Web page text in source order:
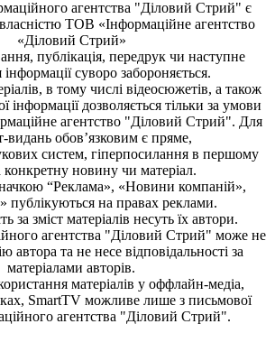
агентства "Діловий Стрий" є
ТОВ «Інформаційне агентство
«Діловий Стрий»
публiкацiя, передрук чи наступне
суворо забороняється.
в тому числі відеосюжетів, а також
інформації дозволяється тільки за умови
агентство "Діловий Стрий". Для
видань обов’язковим є пряме,
систем, гіперпосилання в першому
конкретну новину чи матеріал.
“Реклама», «Новини компаній»,
публікуються на правах реклами.
за зміст матеріалів несуть їх автори.
агентства "Діловий Стрий" може не
автора та не несе відповідальності за
матеріалами авторів.
матеріалів у оффлайн-медіа,
SmartTV можливе лише з письмової
агентства "Діловий Стрий".